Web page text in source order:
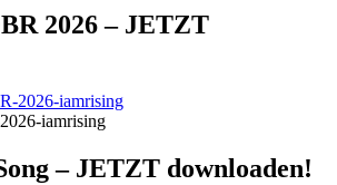
2026 – JETZT
iamrising
– JETZT downloaden!